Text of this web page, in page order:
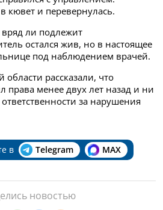
кювет и перевернулась.
ли подлежит
остался жив, но в настоящее
под наблюдением врачей.
рассказали, что
права менее двух лет назад и ни
за нарушения
в Telegram MAX
новостью